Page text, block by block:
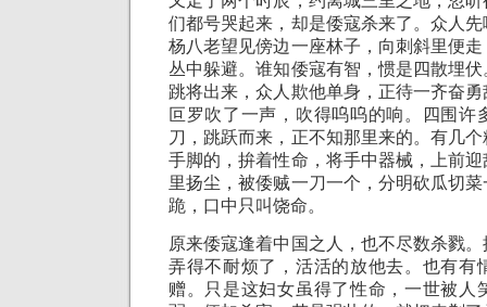
们都号哭起来，却是倭寇杀来了。众人
杨八老望见傍边一座林子，向刺斜里便
丛中躲避。谁知倭寇有智，惯是四散埋
跳将出来，众人欺他单身，正待一齐奋
叵罗吹了一声，吹得呜呜的响。四围许
刀，跳跃而来，正不知那里来的。有几
手脚的，拚着性命，将手中器械，上前
里扬尘，被倭贼一刀一个，分明砍瓜切
跪，口中只叫饶命。
原来倭寇逢着中国之人，也不尽数杀戮
弄得不耐烦了，活活的放他去。也有有
赠。只是这妇女虽得了性命，一世被人